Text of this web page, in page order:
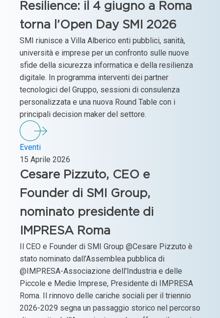
Resilience: il 4 giugno a Roma
torna l’Open Day SMI 2026
SMI riunisce a Villa Alberico enti pubblici, sanità,
università e imprese per un confronto sulle nuove
sfide della sicurezza informatica e della resilienza
digitale. In programma interventi dei partner
tecnologici del Gruppo, sessioni di consulenza
personalizzata e una nuova Round Table con i
principali decision maker del settore.
Eventi
15 Aprile 2026
Cesare Pizzuto, CEO e
Founder di SMI Group,
nominato presidente di
IMPRESA Roma
Il CEO e Founder di SMI Group @Cesare Pizzuto è
stato nominato dall’Assemblea pubblica di
@IMPRESA-Associazione dell'Industria e delle
Piccole e Medie Imprese, Presidente di IMPRESA
Roma. Il rinnovo delle cariche sociali per il triennio
2026-2029 segna un passaggio storico nel percorso